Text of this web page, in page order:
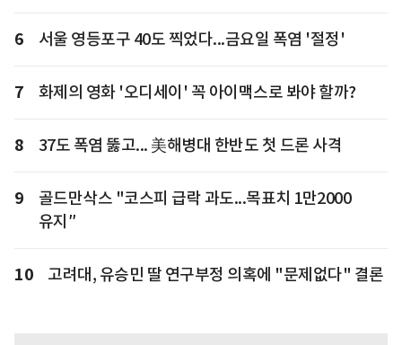
6 서울 영등포구 40도 찍었다...금요일 폭염 '절정'
7 화제의 영화 '오디세이' 꼭 아이맥스로 봐야 할까?
8 37도 폭염 뚫고... 美해병대 한반도 첫 드론 사격
9
골드만삭스 "코스피 급락 과도...목표치 1만2000
유지″
10 고려대, 유승민 딸 연구부정 의혹에 "문제없다" 결론